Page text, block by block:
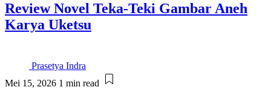
Review Novel Teka-Teki Gambar Aneh
Karya Uketsu
Prasetya Indra
Mei 15, 2026 1 min read